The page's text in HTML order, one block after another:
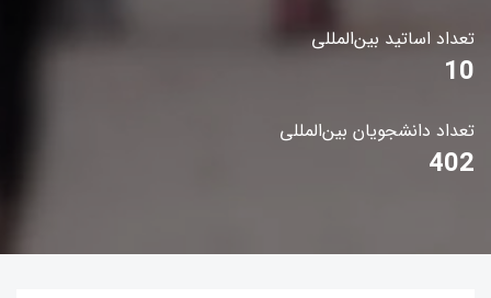
تعداد اساتید بین‌المللی
10
تعداد دانشجویان بین‌المللی
402